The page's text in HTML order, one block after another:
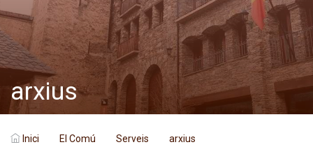
arxius
Inici El Comú Serveis
arxius